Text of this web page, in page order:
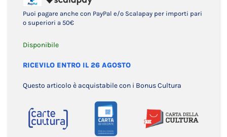
Puoi pagare anche con PayPal e/o Scalapay per importi pari
o superiori a 50€
Disponibile
RICEVILO ENTRO IL 26 AGOSTO
Questo articolo è acquistabile con i Bonus Cultura